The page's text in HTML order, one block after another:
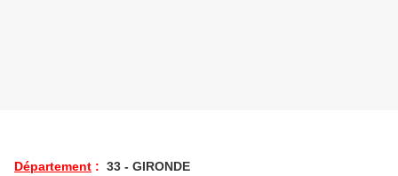
Département : 33 - GIRONDE